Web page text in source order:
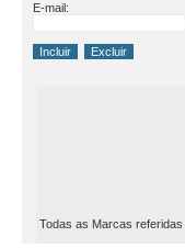
E-mail:
Todas as Marcas